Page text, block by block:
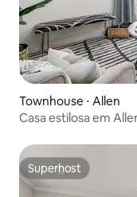
Townhouse ⋅ Allen
Casa estilosa em
Superhost
Superhost